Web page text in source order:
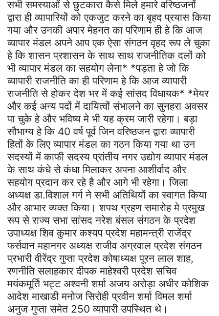
सभी समस्याओं से छुटकारा कैसे मिले हमारे वरिष्ठजनों
द्वारा ही व्यापारियों को एकजुट करने का बृहद प्रयास किया
गया और उनकी अपार मेहनत का परिणाम ही हे कि आज
व्यापार मंडल अपने आप एक ऐसा संगठन वृहद रूप ले चुका
हे कि शासन प्रशासन के साथ साथ राजनीतिक दलों को
भी व्यापार मंडल का सहयोग लेना* *पड़ता हे जो कि
व्यापारी राजनीति का ही परिणाम हे कि आज व्यापारी
राजनीति से होकर देश भर में कई सांसद विधायक* *मेयर
और कई अन्य पदों में दायित्वों संभालने का सुनहरा अवसर
पा चुके हे और भविष्य मे भी यह क्रम जारी रहेगा। बड़ा
सौभाग्य हे कि 40 वर्ष पूर्व जिन वरिष्ठजन द्वारा व्यापारी
हितों के लिए व्यापार मंडल का गठन किया गया था उन
सदस्यों में काफी सदस्य प्रांतीय नगर उद्योग व्यापार मंडल
के साथ कंधे से कंधा मिलाकर अपना आशीर्वाद और
सहयोग प्रदान कर रहे है और आगे भी रहेगा। जिला
अध्यक्ष डा.विशाल गर्ग ने सभी अतिथियों का स्वागत किया
और आभार व्यक्त किया। शपथ ग्रहण समारोह मे प्रमुख
रूप से राज्य सभा सांसद नरेश बंसल संगठन के प्रदेश
उपाध्यक्ष शिव कुमार कश्यप प्रदेश महामन्त्री राजेंद्र
फर्सवान महानगर अध्यक्ष राजीव अग्रवाल प्रदेश संगठन
प्रभारी वीरेंद्र गुप्ता प्रदेश कोषाध्यक्ष पूरन लाल शाह,
रणनीति सलाहकार दीपक माहेश्वरी प्रदेश सचिव
मयंकमूर्ति भट्ट अश्वनी शर्मा अजय अरोड़ा अधीर कोशिक
आदेश माखाडी मनोज सिरोही प्रवीन शर्मा विमल शर्मा
अनुज गुप्ता समेत 250 व्यापारी उपस्थित थे।